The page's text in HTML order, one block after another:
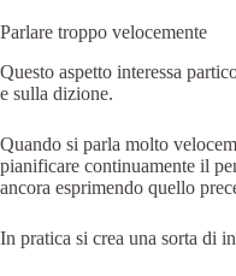
Parlare troppo velocemente
Questo aspetto interessa
e sulla dizione.
Quando si parla molto
pianificare continuamente il
ancora esprimendo quello
In pratica si crea una sorta di